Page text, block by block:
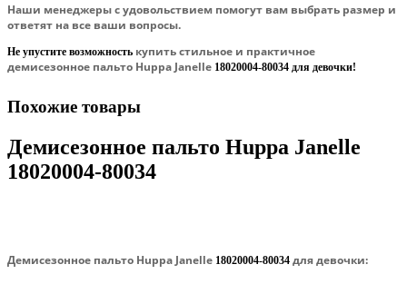
Наши менеджеры с удовольствием помогут вам выбрать размер и
ответят на все ваши вопросы.
Не упустите возможность купить стильное и практичное
демисезонное пальто Huppa Janelle 18020004-80034 для девочки!
Похожие товары
Демисезонное пальто Huppa Janelle
18020004-80034
Демисезонное пальто Huppa Janelle 18020004-80034 для девочки: